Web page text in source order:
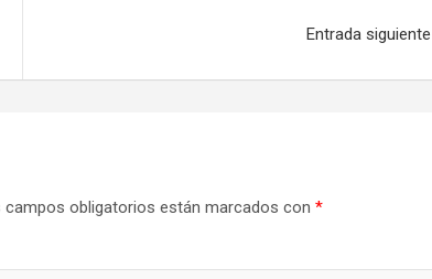
Entrada siguiente
campos obligatorios están marcados con *